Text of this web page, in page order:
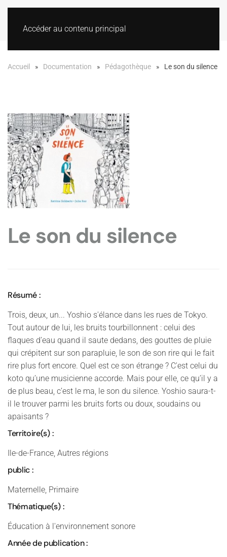
Accéder au contenu principal
Accueil Documentation Pédagothèque Le son du silence
Le son du silence
Résumé :
Trois, deux, un... Yoshio s'élance dans les rues de Tokyo.
Tout autour de lui, les bruits tourbillonnent : celui des
flaques d’eau quand il saute dedans, des gouttes de pluie
qui crépitent sur son parapluie, le son de son rire qui le fait
rire plus fort encore. Quel est ce son étrange ? C'est celui du
koto qu’une musicienne accorde. Mais pour elle, ce qu’il y a
de plus beau, c’est le ma, le son du silence. Yoshio saura-t-
il le trouver parmi les bruits forts ou doux, soudains ou
apaisants ?
Territoire(s) :
Ile-de-France, Autres régions
public :
Maternelle, Primaire
Thématique(s) :
Éducation à l'environnement sonore
Année de publication :